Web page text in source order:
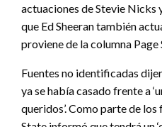
actuaciones de Stevie Nicks
que Ed Sheeran también
proviene de la columna
Fuentes no identificadas
ya se había casado frente a
queridos’. Como parte de